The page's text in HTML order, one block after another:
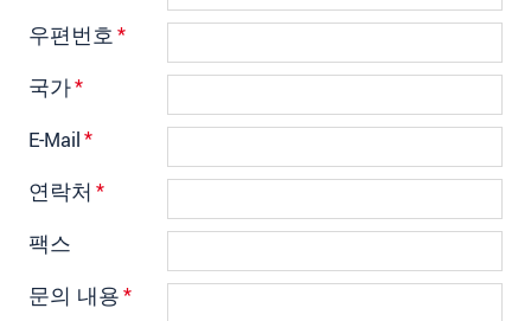
우편번호*
국가*
E-Mail*
연락처 *
팩스
문의 내용*